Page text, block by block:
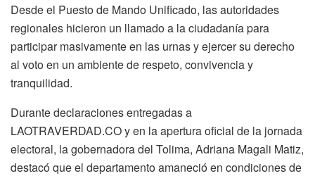
Desde el Puesto de Mando Unificado, las autoridades
regionales hicieron un llamado a la ciudadanía para
participar masivamente en las urnas y ejercer su derecho
al voto en un ambiente de respeto, convivencia y
tranquilidad.
Durante declaraciones entregadas a
LAOTRAVERDAD.CO y en la apertura oficial de la jornada
electoral, la gobernadora del Tolima, Adriana Magali Matiz,
destacó que el departamento amaneció en condiciones de